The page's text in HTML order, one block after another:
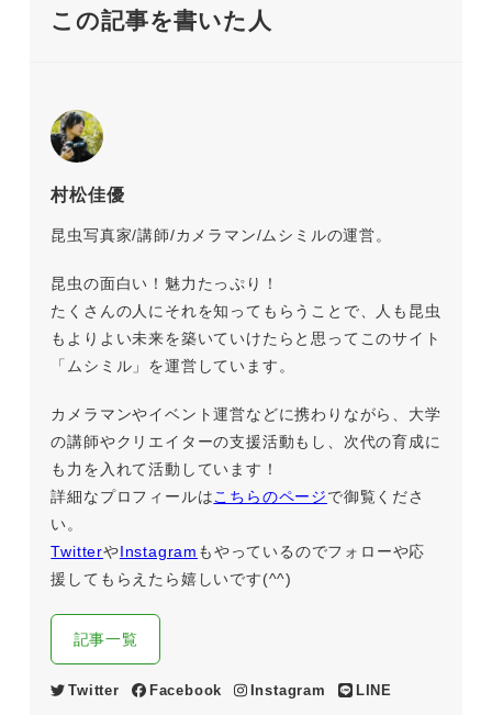
この記事を書いた人
村松佳優
昆虫写真家/講師/カメラマン/ムシミルの運営。
昆虫の面白い！魅力たっぷり！
たくさんの人にそれを知ってもらうことで、人も昆虫
もよりよい未来を築いていけたらと思ってこのサイト
「ムシミル」を運営しています。
カメラマンやイベント運営などに携わりながら、大学
の講師やクリエイターの支援活動もし、次代の育成に
も力を入れて活動しています！
詳細なプロフィールはこちらのページで御覧くださ
い。
TwitterやInstagram もやっているのでフォローや応
援してもらえたら嬉しいです(^^)
記事一覧
Twitter Facebook Instagram LINE